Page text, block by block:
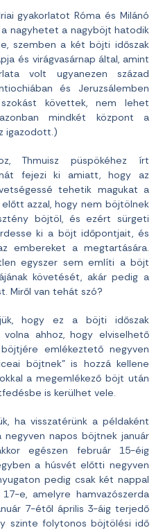
gyakorlatot Róma és Milánó
a nagyhetet a nagyböjt hatodik
szemben a két böjti időszak
és virágvasárnap által, amint
volt ugyanezen század
és Jeruzsálemben
követtek, nem lehet
mindkét központ a
igazodott.)
Thmuisz püspökéhez írt
fejezi ki amiatt, hogy az
tehetik magukat a
azzal, hogy nem böjtölnek
böjtöl, és ezért sürgeti
ki a böjt időpontjait, és
embereket a megtartására.
egyszer sem említi a böjt
követését, akár pedig a
Miről van tehát szó?
hogy ez a böjti időszak
ahhoz, hogy elviselhető
emlékeztető negyven
böjtnek” is hozzá kellene
a megemlékező böjt után
is kerülhet vele.
ha visszatérünk a példaként
napos böjtnek január
egészen február 15-éig
a húsvét előtti negyven
pedig csak két nappal
e, amelyre hamvazószerda
7-étől április 3-áig terjedő
szinte folytonos böjtölési idő